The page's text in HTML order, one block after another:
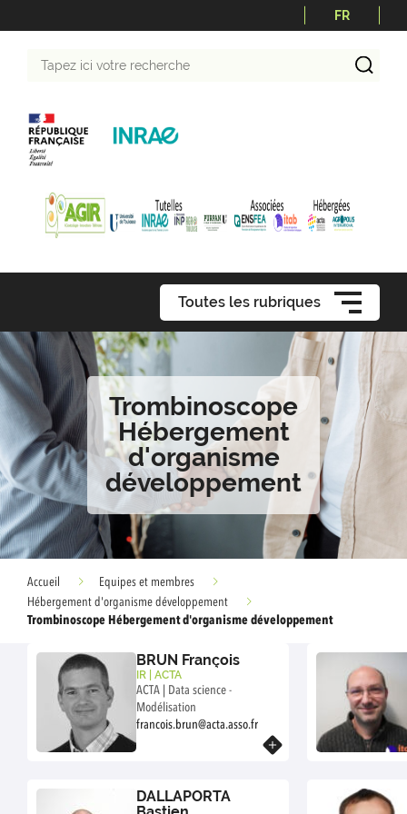
FR
Toutes les rubriques
Trombinoscope
Hébergement
d'organisme
développement
Accueil
Equipes et membres
Hébergement d'organisme développement
Trombinoscope Hébergement d'organisme développement
BRUN François
IR | ACTA
ACTA | Data science -
Modélisation
francois.brun@acta.asso.fr
DALLAPORTA